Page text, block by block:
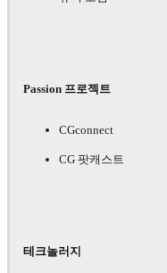
Passion 프로젝트
CGconnect
CG 팟캐스트
테크놀러지